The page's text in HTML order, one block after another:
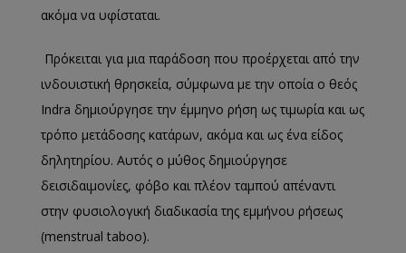
ακόμα να υφίσταται.
Πρόκειται για μια παράδοση που προέρχεται από την
ινδουιστική θρησκεία, σύμφωνα με την οποία ο θεός
Indra δημιούργησε την έμμηνο ρήση ως τιμωρία και ως
τρόπο μετάδοσης κατάρων, ακόμα και ως ένα είδος
δηλητηρίου. Αυτός ο μύθος δημιούργησε
δεισιδαιμονίες, φόβο και πλέον ταμπού απέναντι
στην φυσιολογική διαδικασία της εμμήνου ρήσεως
(menstrual taboo).